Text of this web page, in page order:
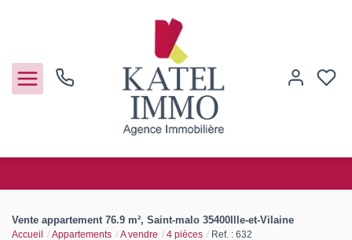
Vente appartement 76.9 m², Saint-malo 35400Ille-et-Vilaine
Accueil Appartements A vendre 4 pièces Ref. : 632